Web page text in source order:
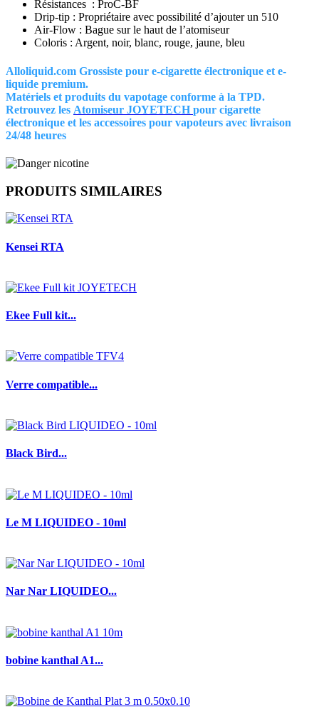
Résistances : ProC-BF
Drip-tip : Propriétaire avec possibilité d’ajouter un 510
Air-Flow : Bague sur le haut de l’atomiseur
Coloris : Argent, noir, blanc, rouge, jaune, bleu
Alloliquid.com Grossiste pour e-cigarette électronique et e-
liquide premium.
Matériels et produits du vapotage conforme à la TPD.
Retrouvez les Atomiseur JOYETECH pour cigarette
électronique et les accessoires pour vapoteurs avec livraison
24/48 heures
PRODUITS SIMILAIRES
Kensei RTA
Ekee Full kit...
Verre compatible...
Black Bird...
Le M LIQUIDEO - 10ml
Nar Nar LIQUIDEO...
bobine kanthal A1...